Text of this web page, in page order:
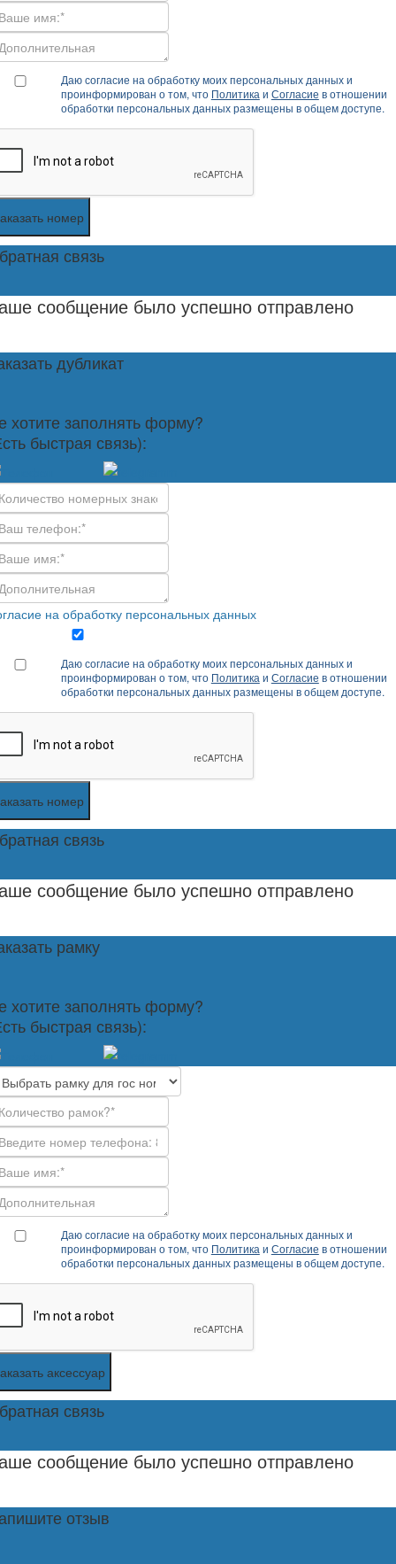
Даю согласие на обработку моих персональных данных и
проинформирован о том, что Политика и Согласие в отношении
обработки персональных данных размещены в общем доступе.
номер
связь
сообщение было успешно отправлено
дубликат
хотите заполнять форму?
быстрая связь):
на обработку персональных данных
Даю согласие на обработку моих персональных данных и
проинформирован о том, что Политика и Согласие в отношении
обработки персональных данных размещены в общем доступе.
номер
связь
сообщение было успешно отправлено
рамку
хотите заполнять форму?
быстрая связь):
Даю согласие на обработку моих персональных данных и
проинформирован о том, что Политика и Согласие в отношении
обработки персональных данных размещены в общем доступе.
аксессуар
связь
сообщение было успешно отправлено
отзыв